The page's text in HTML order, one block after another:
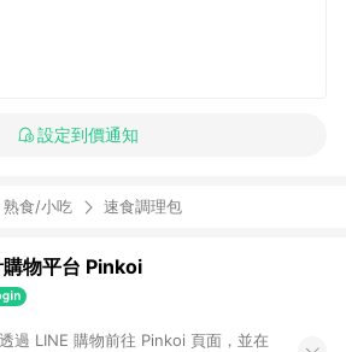
設定到價通知
熟食/小吃 速食調理包
物平台 Pinkoi
過 LINE 購物前往 Pinkoi 頁面，並在